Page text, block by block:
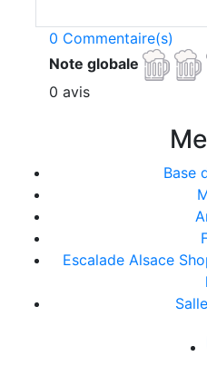
0 Commentaire(s)
Note globale
0 avis
Base
Escalade Alsace